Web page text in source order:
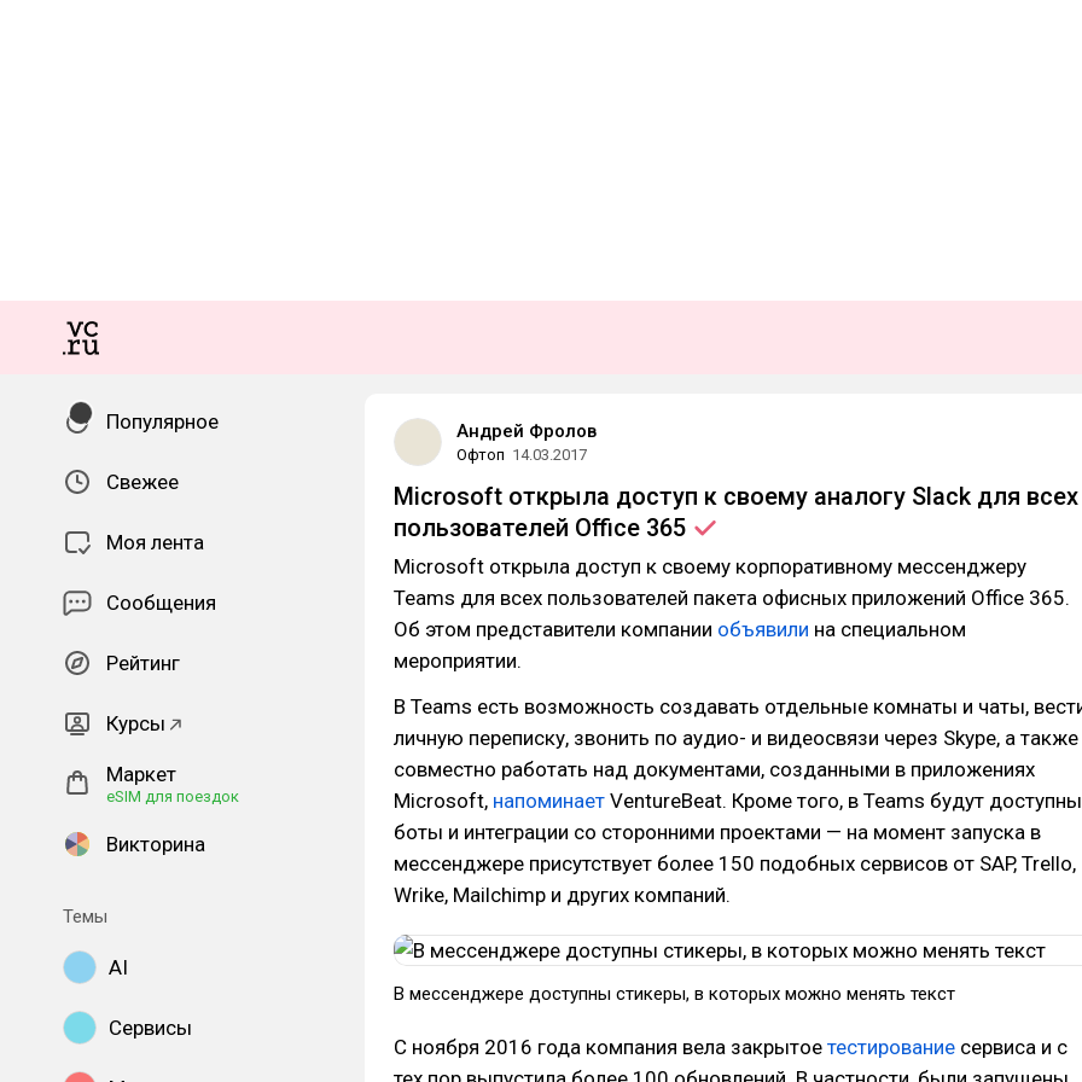
Популярное
Свежее
Моя лента
Сообщения
Рейтинг
Курсы
Маркет
eSIM для поездок
Викторина
Темы
AI
Сервисы
Андрей Фролов
Офтоп 14.03.2017
Microsoft открыла доступ к своему аналогу Slack для всех
пользователей Office 365
Microsoft открыла доступ к своему корпоративному мессенджеру
Teams для всех пользователей пакета офисных приложений Office 365.
Об этом представители компании объявили на специальном
мероприятии.
В Teams есть возможность создавать отдельные комнаты и чаты,
личную переписку, звонить по аудио- и видеосвязи через Skype, а также
совместно работать над документами, созданными в приложениях
Microsoft, напоминает VentureBeat. Кроме того, в Teams будут доступны
боты и интеграции со сторонними проектами — на момент запуска в
мессенджере присутствует более 150 подобных сервисов от SAP, Trello,
Wrike, Mailchimp и других компаний.
В мессенджере доступны стикеры, в которых можно менять текст
С ноября 2016 года компания вела закрытое тестирование сервиса и с